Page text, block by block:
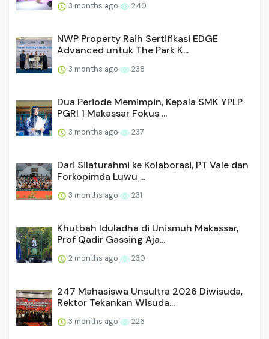
3 months ago 240
NWP Property Raih Sertifikasi EDGE
Advanced untuk The Park K...
3 months ago 238
Dua Periode Memimpin, Kepala SMK YPLP
PGRI 1 Makassar Fokus ...
3 months ago 237
Dari Silaturahmi ke Kolaborasi, PT Vale dan
Forkopimda Luwu ...
3 months ago 231
Khutbah Iduladha di Unismuh Makassar,
Prof Qadir Gassing Aja...
2 months ago 230
247 Mahasiswa Unsultra 2026 Diwisuda,
Rektor Tekankan Wisuda...
3 months ago 226